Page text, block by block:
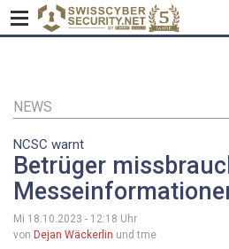
Inhalt
NEWS
NCSC warnt
Betrüger
Mi 18.10.2023 - 12:18 Uhr
von Dejan Wäckerlin und tme